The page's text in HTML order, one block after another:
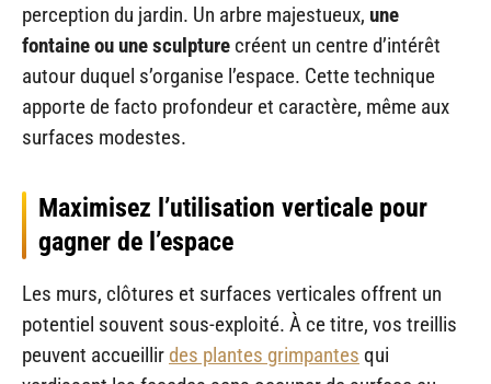
perception du jardin. Un arbre majestueux, une
fontaine ou une sculpture créent un centre d’intérêt
autour duquel s’organise l’espace. Cette technique
apporte de facto profondeur et caractère, même aux
surfaces modestes.
Maximisez l’utilisation verticale pour
gagner de l’espace
Les murs, clôtures et surfaces verticales offrent un
potentiel souvent sous-exploité. À ce titre, vos treillis
peuvent accueillir des plantes grimpantes qui